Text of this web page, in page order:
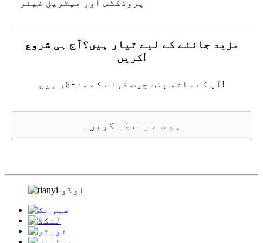
پروڈکٹس اور میٹریل فیئر
مزید جاننے کے لیے تیار ہیں؟آج ہی شروع
کریں!
آپ کے ساتھ بات چیت کرنے کے منتظر ہیں!
ہم سے رابطہ کریں۔